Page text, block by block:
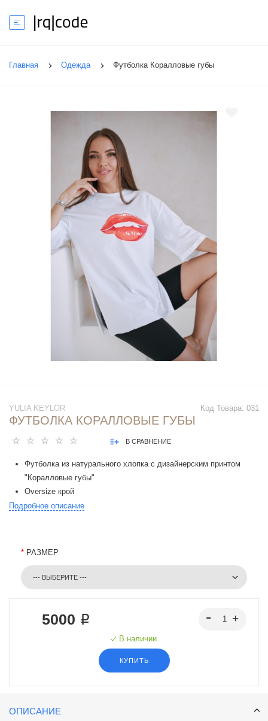
Главная Одежда Футболка Коралловые губы
Код Товара: 031
YULIA KEYLOR
ФУТБОЛКА КОРАЛЛОВЫЕ ГУБЫ
В СРАВНЕНИЕ
Футболка из натурального хлопка с дизайнерским принтом
"Коралловые губы"
Оversize крой
Разрезы по бокам
Подробное описание
* РАЗМЕР
5000 ₽
В наличии
КУПИТЬ
ОПИСАНИЕ